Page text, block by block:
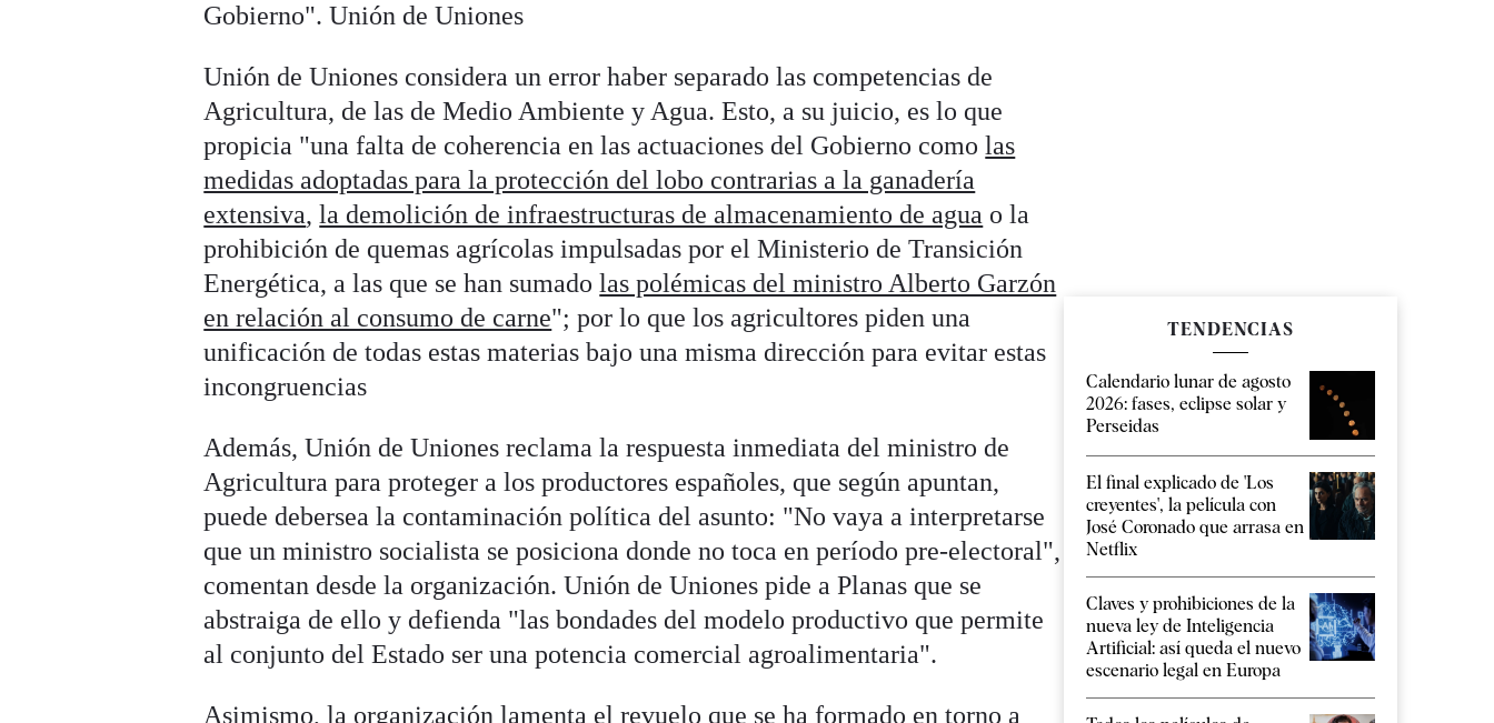
Gobierno". Unión de Uniones
Unión de Uniones considera un error haber separado las competencias de
Agricultura, de las de Medio Ambiente y Agua. Esto, a su juicio, es lo que
propicia "una falta de coherencia en las actuaciones del Gobierno comolas
medidas adoptadas para la protección del lobo contrarias a la ganadería
extensiva,la demolición de infraestructuras de almacenamiento de agua o la
prohibición de quemas agrícolas impulsadas por el Ministerio de Transición
Energética, a las que se han sumadolas polémicas del ministro Alberto Garzón
en relación al consumo de carne"; por lo que los agricultores piden una
unificación de todas estas materias bajo una misma dirección para evitar estas
incongruencias
Además, Unión de Uniones reclama la respuesta inmediata del ministro de
Agricultura para proteger a los productores españoles, que según apuntan,
puede debersea la contaminación política del asunto: "No vaya a interpretarse
que un ministro socialista se posiciona donde no toca en período pre-electoral",
comentan desde la organización. Unión de Uniones pide a Planas que se
abstraiga de ello y defienda "las bondades del modelo productivo que permite
al conjunto del Estado ser una potencia comercial agroalimentaria".
Asimismo, la organización lamenta el revuelo que se ha formado en torno a
TENDENCIAS
Calendario lunar de agosto
2026: fases, eclipse solar y
Perseidas
El final explicado de 'Los
creyentes', la película con
José Coronado que arrasa en
Netflix
Claves y prohibiciones de la
nueva ley de Inteligencia
Artificial: así queda el nuevo
escenario legal en Europa